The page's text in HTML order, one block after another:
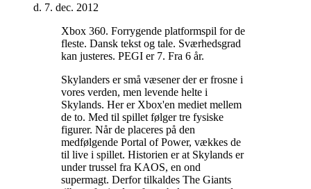
d. 7. dec. 2012
Xbox 360. Forrygende platformspil for de
fleste. Dansk tekst og tale. Sværhedsgrad
kan justeres. PEGI er 7. Fra 6 år.
Skylanders er små væsener der er frosne i
vores verden, men levende helte i
Skylands. Her er Xbox'en mediet mellem
de to. Med til spillet følger tre fysiske
figurer. Når de placeres på den
medfølgende Portal of Power, vækkes de
til live i spillet. Historien er at Skylands er
under trussel fra KAOS, en ond
supermagt. Derfor tilkaldes The Giants